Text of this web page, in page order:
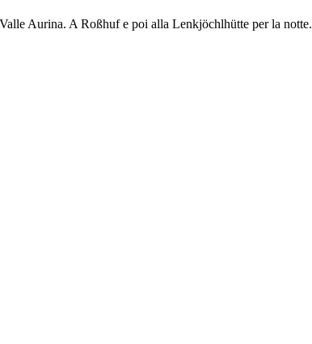
Aurina. A Roßhuf e poi alla Lenkjöchlhütte per la notte.